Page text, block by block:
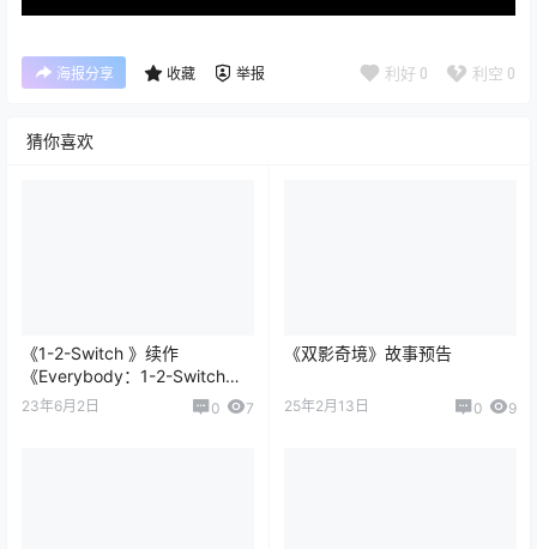
海报分享 收藏 举报 利好 0 利空 0
猜你喜欢
《1-2-Switch 》续作
《Everybody：1-2-Switch》6
月30日发售
23年6月2日 0 7
《双影奇境》故事预告
25年2月13日 0 9